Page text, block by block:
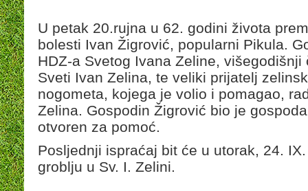
U petak 20.rujna u 62. godini života
bolesti Ivan Žigrović, popularni Pikula.
HDZ-a Svetog Ivana Zeline,
Sveti Ivan Zelina, te veliki prijatelj
nogometa, kojega je volio i pomagao,
Zelina. Gospodin Žigrović bio je
otvoren za pomoć.
Posljednji ispraćaj bit će u utorak, 24.
groblju u Sv. I. Zelini.